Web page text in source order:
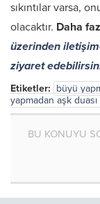
sıkıntılar varsa,
olacaktır. Daha
üzerinden
ziyaret
Etiketler: büyü
yapmadan aşk
BU KONUYU